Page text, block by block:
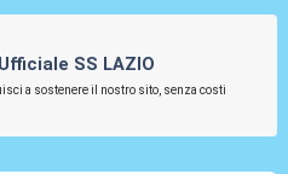
SS LAZIO
a sostenere il nostro sito, senza costi